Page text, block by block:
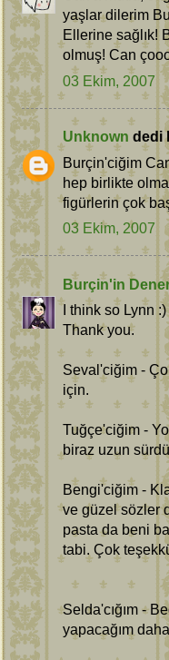
yaşlar dilerim
Ellerine sağlık!
olmuş! Can
03 Ekim, 2007
Unknown dedi
Burçin'ciğim
hep birlikte
figürlerin çok
03 Ekim, 2007
Burçin'in
I think so Lynn :)
Thank you.
Seval'ciğim -
için.
Tuğçe'ciğim -
biraz uzun
Bengi'ciğim -
ve güzel sözler
pasta da beni
tabi. Çok
Selda'cığım -
yapacağım